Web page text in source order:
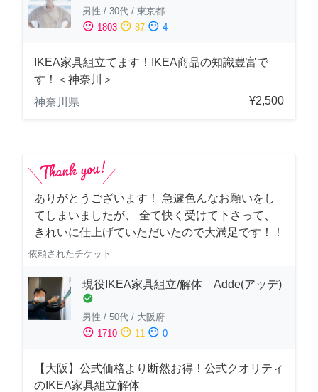
男性 / 30代 / 東京都
sentiment_satisfied 1803 sentiment_neutral 87 sentiment_dissatisfied 4
IKEA家具組立てます！IKEA商品の知識豊富で
す！＜神奈川＞
神奈川県
¥2,500
ありがとうございます！ 急遽色んなお願いをし
てしまいましたが、 全て快く受けて下さって、
きれいに仕上げていただいたので大満足です！！
依頼されたチケット
現役IKEA家具組立/解体 Adde(アッデ)
check_circle
男性 / 50代 / 大阪府
sentiment_satisfied 1710 sentiment_neutral 11 sentiment_dissatisfied 0
【大阪】公式価格より断然お得！公式クオリティ
のIKEA家具組立解体